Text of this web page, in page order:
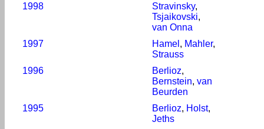
1998
Stravinsky,
Tsjaikovski,
van Onna
1997
Hamel , Mahler,
Strauss
1996
Berlioz,
Bernstein, van
Beurden
1995
Berlioz, Holst,
Jeths